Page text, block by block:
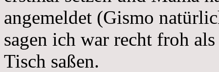
angemeldet (Gismo
sagen ich war recht froh
Tisch saßen.